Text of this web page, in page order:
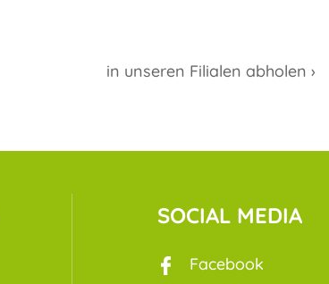
in unseren Filialen abholen ›
SOCIAL MEDIA
Facebook